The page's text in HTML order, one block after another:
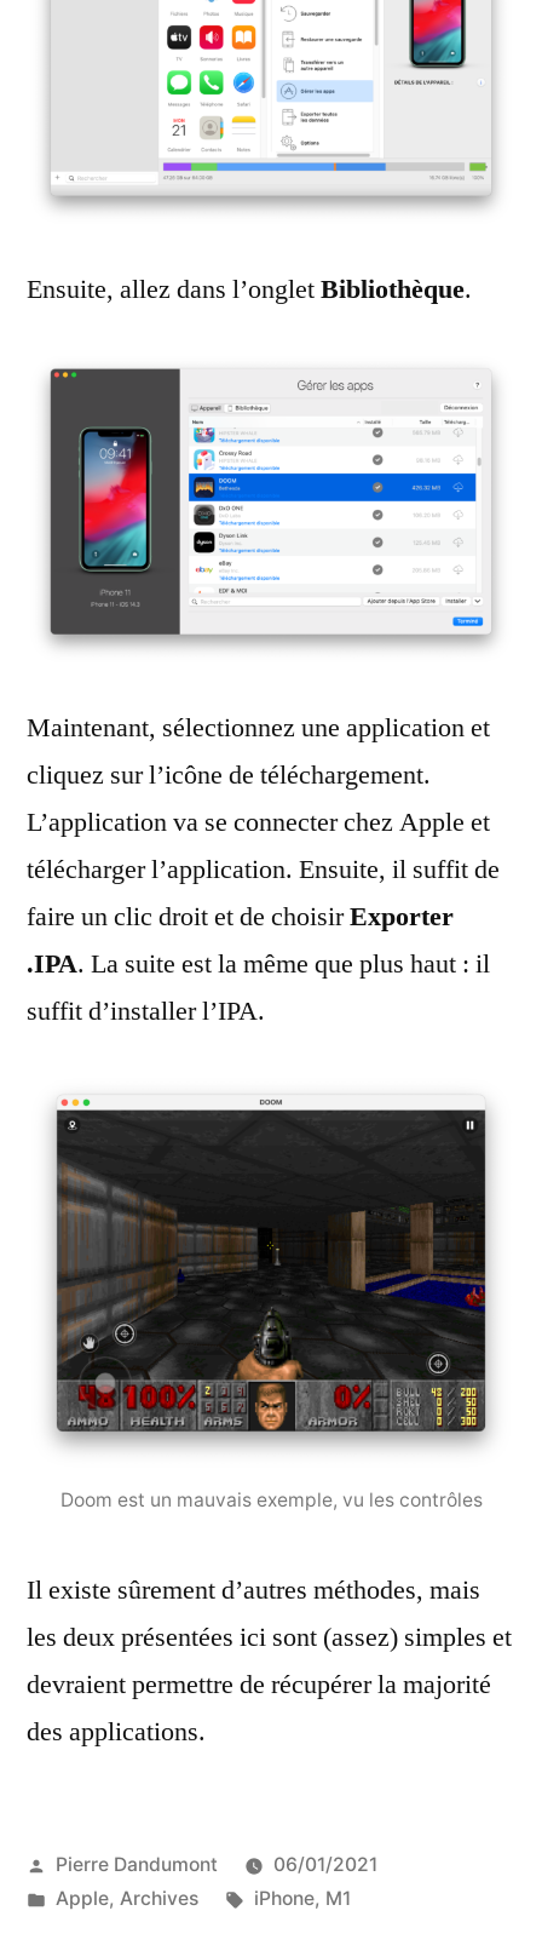
Ensuite, allez dans l’ongletBibliothèque.
Maintenant, sélectionnez une application et
cliquez sur l’icône de téléchargement.
L’application va se connecter chez Apple et
télécharger l’application. Ensuite, il suffit de
faire un clic droit et de choisirExporter
.IPA. La suite est la même que plus haut : il
suffit d’installer l’IPA.
Doom est un mauvais exemple, vu les contrôles
Il existe sûrement d’autres méthodes, mais
les deux présentées ici sont (assez) simples et
devraient permettre de récupérer la majorité
des applications.
Publié
par
Pierre Dandumont
06/01/2021
Publié
Apple, Archives Étiquettes :
iPhone, M1